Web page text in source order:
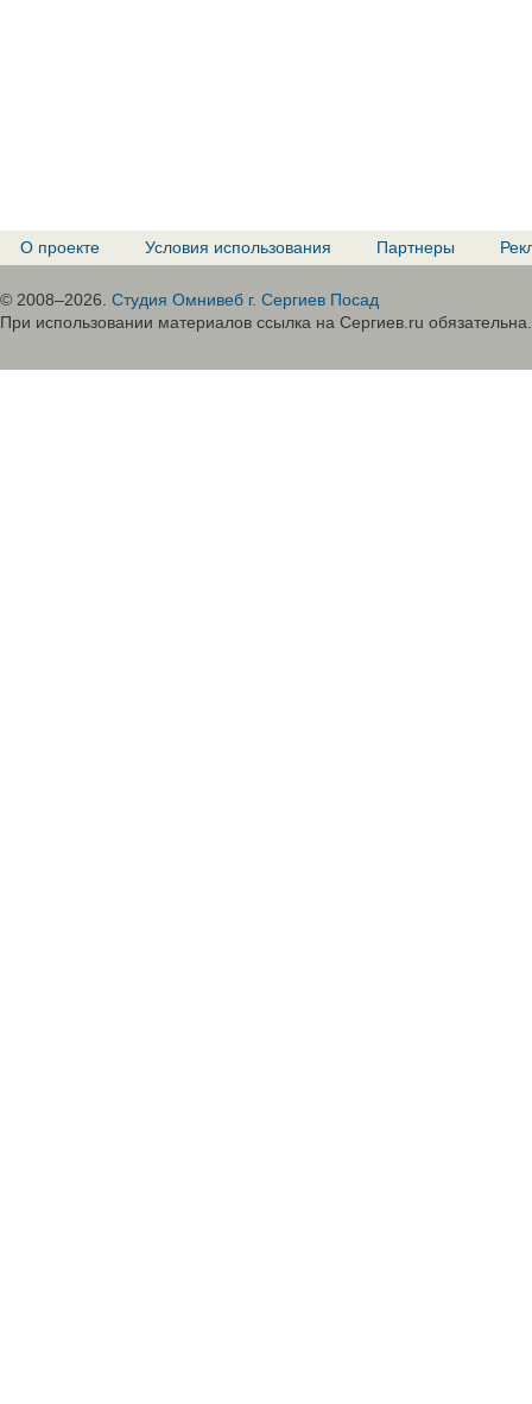
О проекте Условия использования Партнеры
© 2008–2026. Студия Омнивеб г. Сергиев Посад
При использовании материалов ссылка на Сергиев.ru обязательна.